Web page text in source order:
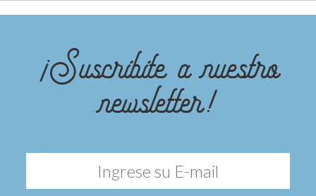
¡Suscribite a nuestro
newsletter!